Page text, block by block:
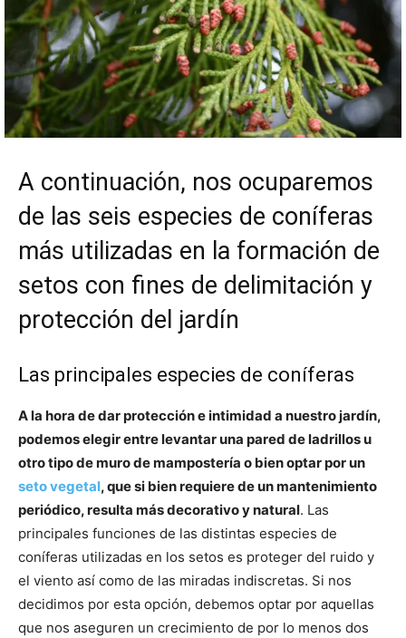
A continuación, nos ocuparemos
de las seis especies de coníferas
más utilizadas en la formación de
setos con fines de delimitación y
protección del jardín
Las principales especies de coníferas
A la hora de dar protección e intimidad a nuestro jardín,
podemos elegir entre levantar una pared de ladrillos u
otro tipo de muro de mampostería o bien optar por un
seto vegetal, que si bien requiere de un mantenimiento
periódico, resulta más decorativo y natural. Las
principales funciones de las distintas especies de
coníferas utilizadas en los setos es proteger del ruido y
el viento así como de las miradas indiscretas. Si nos
decidimos por esta opción, debemos optar por aquellas
que nos aseguren un crecimiento de por lo menos dos